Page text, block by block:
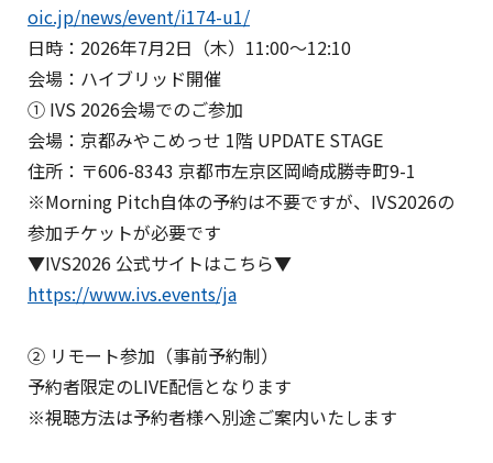
oic.jp/news/event/i174-u1/
日時：2026年7月2日（木）11:00～12:10
会場：ハイブリッド開催
① IVS 2026会場でのご参加
会場：京都みやこめっせ 1階 UPDATE STAGE
住所：〒606-8343 京都市左京区岡崎成勝寺町9-1
※Morning Pitch自体の予約は不要ですが、IVS2026の
参加チケットが必要です
▼IVS2026 公式サイトはこちら▼
https://www.ivs.events/ja
② リモート参加（事前予約制）
予約者限定のLIVE配信となります
※視聴方法は予約者様へ別途ご案内いたします